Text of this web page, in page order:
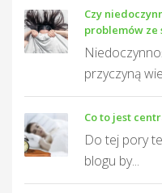
Czy
problemów ze
przyczyną
Co to jest
Do tej pory
blogu by...